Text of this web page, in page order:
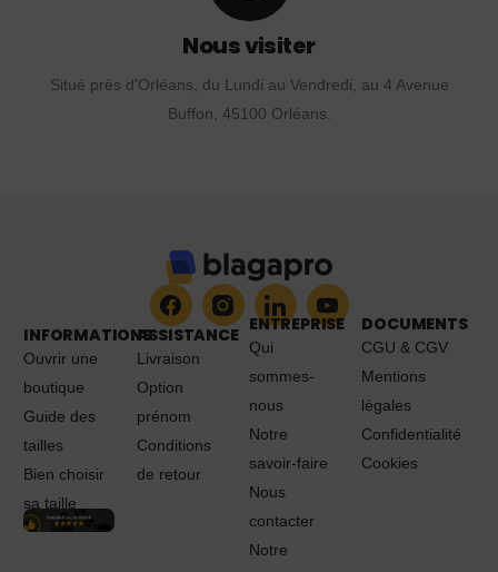
Nous visiter
Situé près d'Orléans, du Lundi au Vendredi, au 4 Avenue
Buffon, 45100 Orléans.
INFORMATIONS
Ouvrir une
boutique
Guide des
tailles
Bien choisir
sa taille
ASSISTANCE
Livraison
Option
prénom
Conditions
de retour
ENTREPRISE
Qui
sommes-
nous
Notre
savoir-faire
Nous
contacter
Notre
DOCUMENTS
CGU & CGV
Mentions
légales
Confidentialité
Cookies